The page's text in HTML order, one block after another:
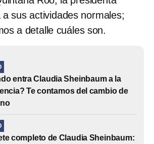
sus actividades normales;
a detalle cuáles son.
entra Claudia Sheinbaum a la
Te contamos del cambio de
completo de Claudia Sheinbaum: